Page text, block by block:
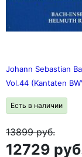
Johann Sebastian
Vol.44 (Kantaten
Есть в наличии
13899руб.
12729